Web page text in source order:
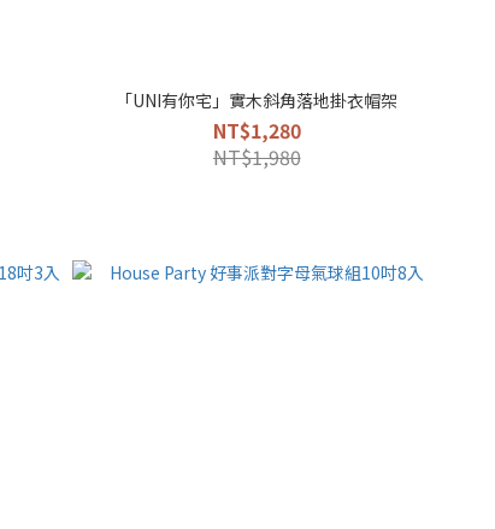
「UNI有你宅」實木斜角落地掛衣帽架
NT$1,280
NT$1,980